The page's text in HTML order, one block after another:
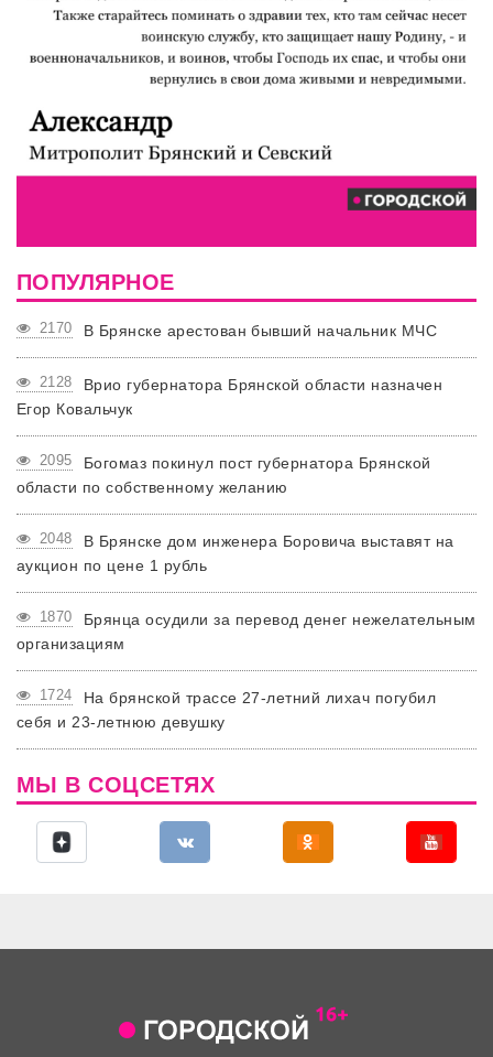
ПОПУЛЯРНОЕ
2170 В Брянске арестован бывший начальник МЧС
2128
Врио губернатора Брянской области назначен
Егор Ковальчук
2095
Богомаз покинул пост губернатора Брянской
области по собственному желанию
2048
В Брянске дом инженера Боровича выставят на
аукцион по цене 1 рубль
1870
Брянца осудили за перевод денег нежелательным
организациям
1724
На брянской трассе 27-летний лихач погубил
себя и 23-летнюю девушку
МЫ В СОЦСЕТЯХ